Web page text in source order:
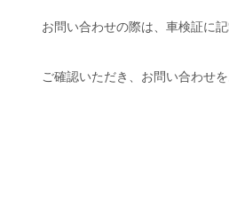
お問い合わせの際は、車検証に
ご確認いただき、お問い合わせを